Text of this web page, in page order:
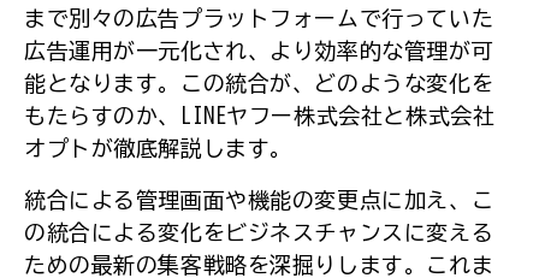
まで別々の広告プラットフォームで行っていた
広告運用が一元化され、より効率的な管理が可
能となります。この統合が、どのような変化を
もたらすのか、LINEヤフー株式会社と株式会社
オプトが徹底解説します。
統合による管理画面や機能の変更点に加え、こ
の統合による変化をビジネスチャンスに変える
ための最新の集客戦略を深掘りします。これま